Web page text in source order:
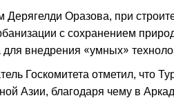
Дерягелди Оразова, при
с сохранением
внедрения «умных»
Госкомитета отметил, что
Азии, благодаря чему в